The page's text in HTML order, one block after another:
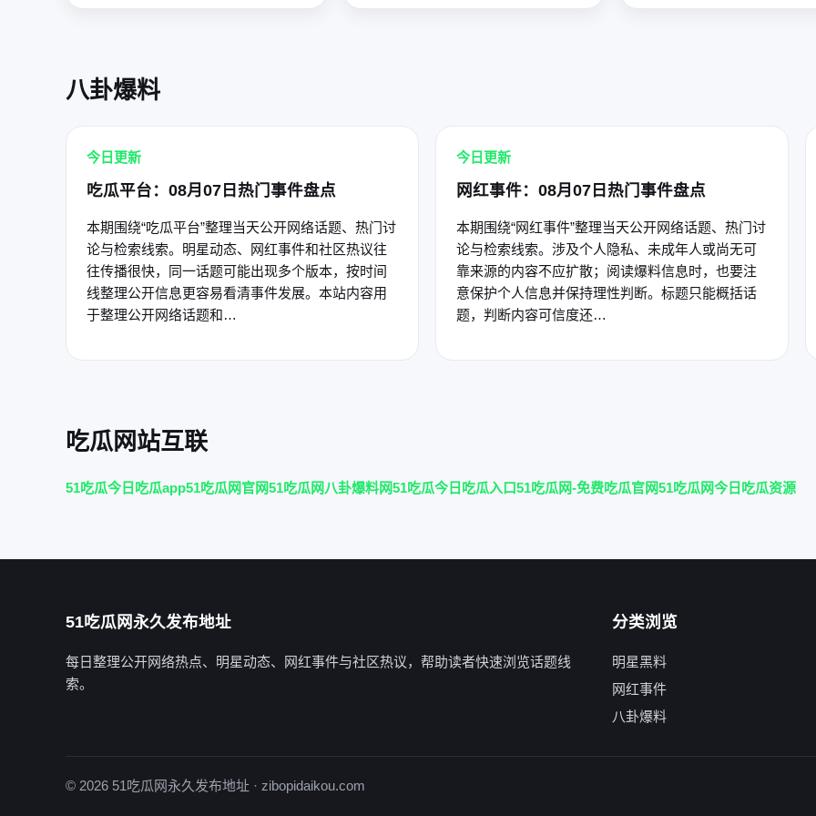
八卦爆料
今日更新
吃瓜平台：08月07日热门事件盘点
本期围绕“吃瓜平台”整理当天公开网络话题、热门讨
论与检索线索。明星动态、网红事件和社区热议往
往传播很快，同一话题可能出现多个版本，按时间
线整理公开信息更容易看清事件发展。本站内容用
于整理公开网络话题和…
今日更新
网红事件：08月07日热门事件盘点
本期围绕“网红事件”整理当天公开网络话题、热门讨
论与检索线索。涉及个人隐私、未成年人或尚无可
靠来源的内容不应扩散；阅读爆料信息时，也要注
意保护个人信息并保持理性判断。标题只能概括话
题，判断内容可信度还…
吃瓜网站互联
51吃瓜今日吃瓜app51吃瓜网官网51吃瓜网八卦爆料网51吃瓜今日吃瓜入口51吃瓜网-免费吃瓜官网51吃瓜网今日吃瓜资源
51吃瓜网永久发布地址
每日整理公开网络热点、明星动态、网红事件与社区热议，帮助读者快速浏览话题线
索。
分类浏览
明星黑料
网红事件
八卦爆料
© 2026 51吃瓜网永久发布地址 · zibopidaikou.com